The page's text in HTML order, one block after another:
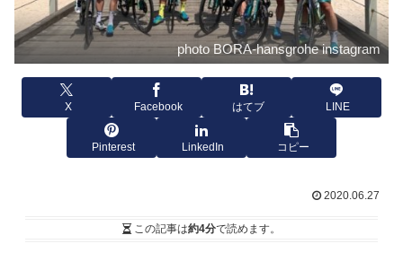
photo BORA-hansgrohe instagram
X Facebook はてブ LINE
Pinterest LinkedIn コピー
2020.06.27
この記事は約4分で読めます。